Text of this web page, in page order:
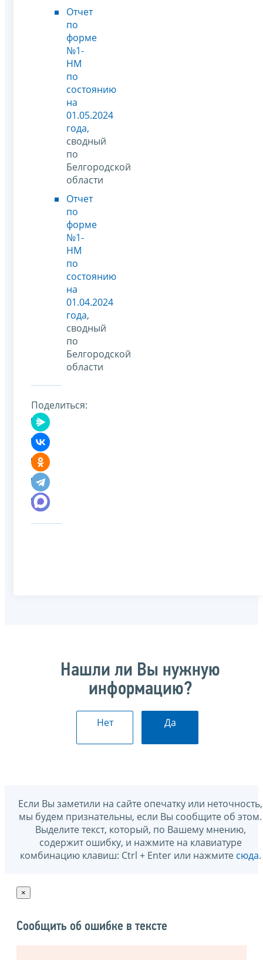
Отчет
по
форме
№1-
НМ
по
состоянию
на
01.05.2024
года,
сводный
по
Белгородской
области
Отчет
по
форме
№1-
НМ
по
состоянию
на
01.04.2024
года,
сводный
по
Белгородской
области
Поделиться:
Нашли ли Вы нужную
информацию?
Нет Да
Если Вы заметили на сайте опечатку или неточность,
мы будем признательны, если Вы сообщите об этом.
Выделите текст, который, по Вашему мнению,
содержит ошибку, и нажмите на клавиатуре
комбинацию клавиш: Ctrl + Enter или нажмите сюда.
×
Сообщить об ошибке в тексте